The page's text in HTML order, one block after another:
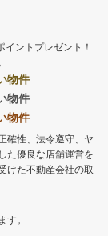
ントプレゼント！
物件
物件
物件
確性、法令遵守、ヤ
た優良な店舗運営を
けた不動産会社の取
。